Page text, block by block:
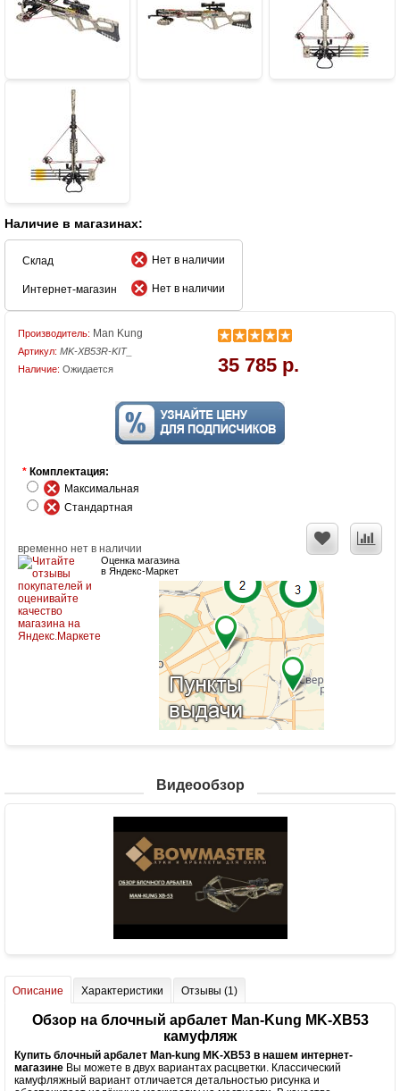
Наличие в магазинах:
Склад Нет в наличии
Интернет-магазин Нет в наличии
Производитель: Man Kung
Артикул: MK-XB53R-KIT_
Наличие: Ожидается 35 785 р.
* Комплектация:
Максимальная
Стандартная
временно нет в наличии
Оценка магазина
в Яндекс-Маркет
Видеообзор
Описание Характеристики Отзывы (1)
Обзор на блочный арбалет Man-Kung MK-XB53
камуфляж
Купить блочный арбалет Man-kung MK-XB53 в нашем интернет-
магазине Вы можете в двух вариантах расцветки. Классический
камуфляжный вариант отличается детальностью рисунка и